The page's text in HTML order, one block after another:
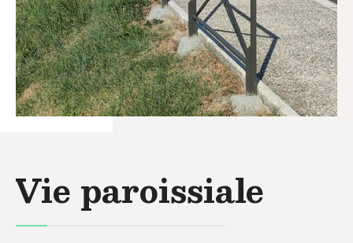
Vie paroissiale